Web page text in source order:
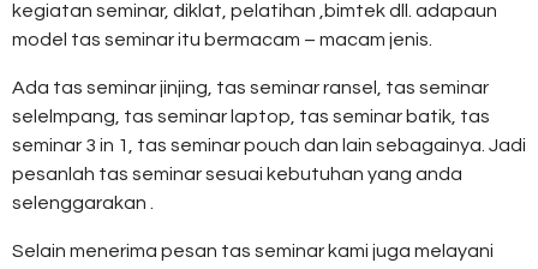
kegiatan seminar, diklat, pelatihan ,bimtek dll. adapaun
model tas seminar itu bermacam – macam jenis.
Ada tas seminar jinjing, tas seminar ransel, tas seminar
selelmpang, tas seminar laptop, tas seminar batik, tas
seminar 3 in 1, tas seminar pouch dan lain sebagainya. Jadi
pesanlah tas seminar sesuai kebutuhan yang anda
selenggarakan .
Selain menerima pesan tas seminar kami juga melayani